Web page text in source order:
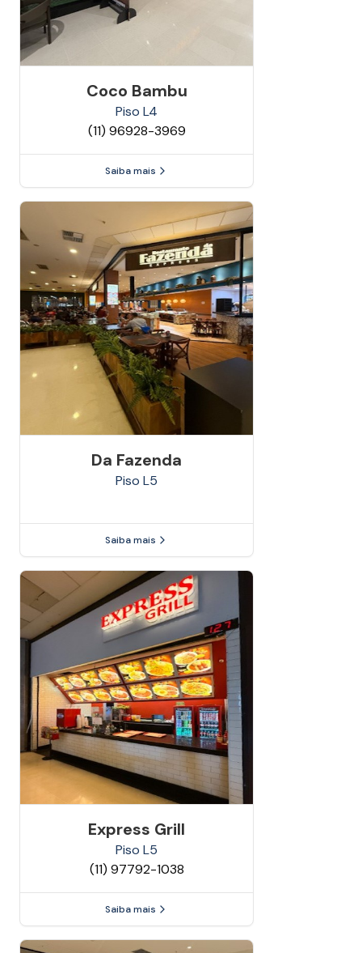
Coco Bambu
Piso L4
(11) 96928-3969
Saiba mais
Da Fazenda
Piso L5
Saiba mais
Express Grill
Piso L5
(11) 97792-1038
Saiba mais